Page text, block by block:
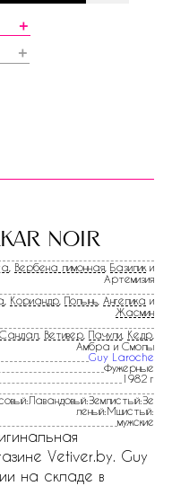
＋
＋
noir
Вербена лимонная Базилик и
Артемизия
Кориандр Полынь Ангелика и
Жасмин
Сандал Ветивер Пачули Кедр
Амбра и Cмолы
Guy Laroche
Фужерные
1982 г
леный:Мшистый:
мужские
Vetiver.by. Guy
на складе в